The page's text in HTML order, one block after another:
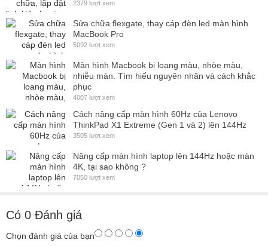
2379 lượt xem
Sửa chữa flexgate, thay cáp đèn led màn hình
MacBook Pro
5092 lượt xem
Màn hình Macbook bị loang màu, nhòe màu,
nhiễu màn. Tìm hiểu nguyên nhân và cách khắc
phục
4007 lượt xem
Cách nâng cấp màn hình 60Hz của Lenovo
ThinkPad X1 Extreme (Gen 1 và 2) lên 144Hz
3505 lượt xem
Nâng cấp màn hình laptop lên 144Hz hoặc màn
4K, tại sao không ?
7050 lượt xem
Có 0 Đánh giá
Chọn đánh giá của bạn